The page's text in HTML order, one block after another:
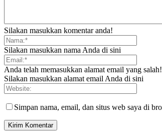
Silakan masukkan komentar anda!
Silakan masukkan nama Anda di sini
Anda telah memasukkan alamat email yang salah!
Silakan masukkan alamat email Anda di sini
Simpan nama, email, dan situs web saya di